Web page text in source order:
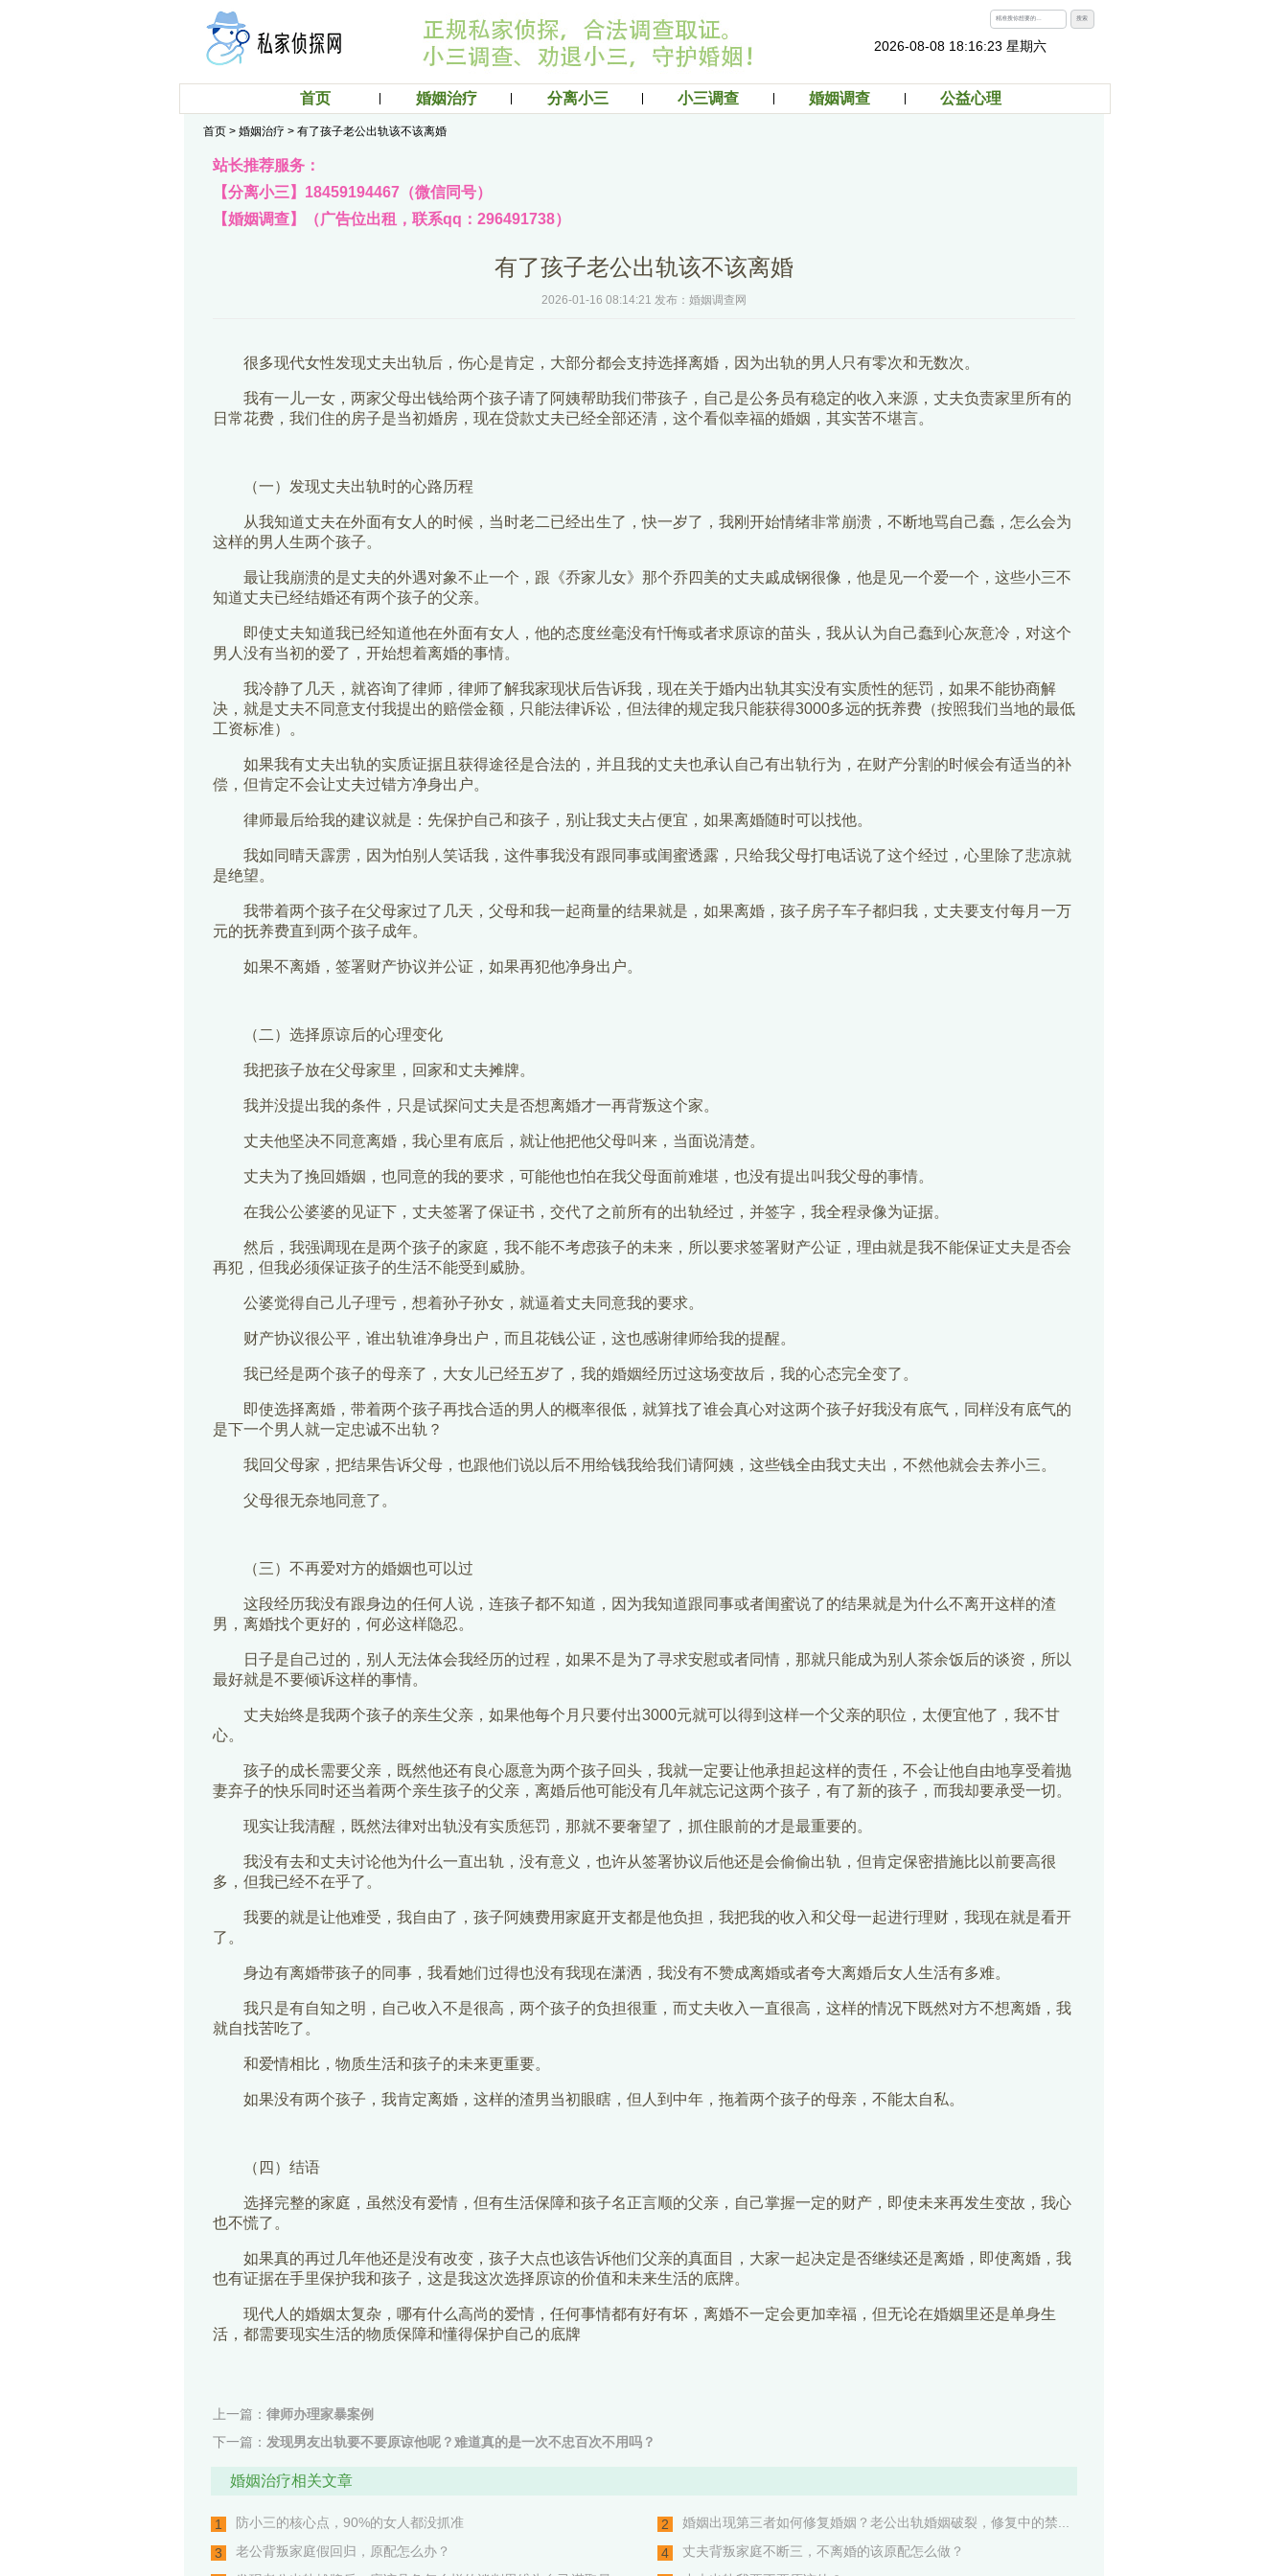
搜索
2026-08-08 18:16:24 星期六
首页 婚姻治疗 分离小三 小三调查 婚姻调查 公益心理
首页 > 婚姻治疗 > 有了孩子老公出轨该不该离婚
站长推荐服务：
【分离小三】18459194467（微信同号）
【婚姻调查】（广告位出租，联系qq：296491738）
有了孩子老公出轨该不该离婚
2026-01-16 08:14:21 发布：婚姻调查网
很多现代女性发现丈夫出轨后，伤心是肯定，大部分都会支持选择离婚，因为出轨的男人只有零次和无数次。
我有一儿一女，两家父母出钱给两个孩子请了阿姨帮助我们带孩子，自己是公务员有稳定的收入来源，丈夫负责家里所有的
日常花费，我们住的房子是当初婚房，现在贷款丈夫已经全部还清，这个看似幸福的婚姻，其实苦不堪言。
（一）发现丈夫出轨时的心路历程
从我知道丈夫在外面有女人的时候，当时老二已经出生了，快一岁了，我刚开始情绪非常崩溃，不断地骂自己蠢，怎么会为
这样的男人生两个孩子。
最让我崩溃的是丈夫的外遇对象不止一个，跟《乔家儿女》那个乔四美的丈夫戚成钢很像，他是见一个爱一个，这些小三不
知道丈夫已经结婚还有两个孩子的父亲。
即使丈夫知道我已经知道他在外面有女人，他的态度丝毫没有忏悔或者求原谅的苗头，我从认为自己蠢到心灰意冷，对这个
男人没有当初的爱了，开始想着离婚的事情。
我冷静了几天，就咨询了律师，律师了解我家现状后告诉我，现在关于婚内出轨其实没有实质性的惩罚，如果不能协商解
决，就是丈夫不同意支付我提出的赔偿金额，只能法律诉讼，但法律的规定我只能获得3000多远的抚养费（按照我们当地的最低
工资标准）。
如果我有丈夫出轨的实质证据且获得途径是合法的，并且我的丈夫也承认自己有出轨行为，在财产分割的时候会有适当的补
偿，但肯定不会让丈夫过错方净身出户。
律师最后给我的建议就是：先保护自己和孩子，别让我丈夫占便宜，如果离婚随时可以找他。
我如同晴天霹雳，因为怕别人笑话我，这件事我没有跟同事或闺蜜透露，只给我父母打电话说了这个经过，心里除了悲凉就
是绝望。
我带着两个孩子在父母家过了几天，父母和我一起商量的结果就是，如果离婚，孩子房子车子都归我，丈夫要支付每月一万
元的抚养费直到两个孩子成年。
如果不离婚，签署财产协议并公证，如果再犯他净身出户。
（二）选择原谅后的心理变化
我把孩子放在父母家里，回家和丈夫摊牌。
我并没提出我的条件，只是试探问丈夫是否想离婚才一再背叛这个家。
丈夫他坚决不同意离婚，我心里有底后，就让他把他父母叫来，当面说清楚。
丈夫为了挽回婚姻，也同意的我的要求，可能他也怕在我父母面前难堪，也没有提出叫我父母的事情。
在我公公婆婆的见证下，丈夫签署了保证书，交代了之前所有的出轨经过，并签字，我全程录像为证据。
然后，我强调现在是两个孩子的家庭，我不能不考虑孩子的未来，所以要求签署财产公证，理由就是我不能保证丈夫是否会
再犯，但我必须保证孩子的生活不能受到威胁。
公婆觉得自己儿子理亏，想着孙子孙女，就逼着丈夫同意我的要求。
财产协议很公平，谁出轨谁净身出户，而且花钱公证，这也感谢律师给我的提醒。
我已经是两个孩子的母亲了，大女儿已经五岁了，我的婚姻经历过这场变故后，我的心态完全变了。
即使选择离婚，带着两个孩子再找合适的男人的概率很低，就算找了谁会真心对这两个孩子好我没有底气，同样没有底气的
是下一个男人就一定忠诚不出轨？
我回父母家，把结果告诉父母，也跟他们说以后不用给钱我给我们请阿姨，这些钱全由我丈夫出，不然他就会去养小三。
父母很无奈地同意了。
（三）不再爱对方的婚姻也可以过
这段经历我没有跟身边的任何人说，连孩子都不知道，因为我知道跟同事或者闺蜜说了的结果就是为什么不离开这样的渣
男，离婚找个更好的，何必这样隐忍。
日子是自己过的，别人无法体会我经历的过程，如果不是为了寻求安慰或者同情，那就只能成为别人茶余饭后的谈资，所以
最好就是不要倾诉这样的事情。
丈夫始终是我两个孩子的亲生父亲，如果他每个月只要付出3000元就可以得到这样一个父亲的职位，太便宜他了，我不甘
心。
孩子的成长需要父亲，既然他还有良心愿意为两个孩子回头，我就一定要让他承担起这样的责任，不会让他自由地享受着抛
妻弃子的快乐同时还当着两个亲生孩子的父亲，离婚后他可能没有几年就忘记这两个孩子，有了新的孩子，而我却要承受一切。
现实让我清醒，既然法律对出轨没有实质惩罚，那就不要奢望了，抓住眼前的才是最重要的。
我没有去和丈夫讨论他为什么一直出轨，没有意义，也许从签署协议后他还是会偷偷出轨，但肯定保密措施比以前要高很
多，但我已经不在乎了。
我要的就是让他难受，我自由了，孩子阿姨费用家庭开支都是他负担，我把我的收入和父母一起进行理财，我现在就是看开
了。
身边有离婚带孩子的同事，我看她们过得也没有我现在潇洒，我没有不赞成离婚或者夸大离婚后女人生活有多难。
我只是有自知之明，自己收入不是很高，两个孩子的负担很重，而丈夫收入一直很高，这样的情况下既然对方不想离婚，我
就自找苦吃了。
和爱情相比，物质生活和孩子的未来更重要。
如果没有两个孩子，我肯定离婚，这样的渣男当初眼瞎，但人到中年，拖着两个孩子的母亲，不能太自私。
（四）结语
选择完整的家庭，虽然没有爱情，但有生活保障和孩子名正言顺的父亲，自己掌握一定的财产，即使未来再发生变故，我心
也不慌了。
如果真的再过几年他还是没有改变，孩子大点也该告诉他们父亲的真面目，大家一起决定是否继续还是离婚，即使离婚，我
也有证据在手里保护我和孩子，这是我这次选择原谅的价值和未来生活的底牌。
现代人的婚姻太复杂，哪有什么高尚的爱情，任何事情都有好有坏，离婚不一定会更加幸福，但无论在婚姻里还是单身生
活，都需要现实生活的物质保障和懂得保护自己的底牌
上一篇： 律师办理家暴案例
下一篇： 发现男友出轨要不要原谅他呢？难道真的是一次不忠百次不用吗？
婚姻治疗相关文章
1 防小三的核心点，90%的女人都没抓准 2
婚姻出现第三者如何修复婚姻？老公出轨婚姻破裂，修复中的禁...
3
老公背叛家庭假回归，原配怎么办？ 4
丈夫背叛家庭不断三，不离婚的该原配怎么做？